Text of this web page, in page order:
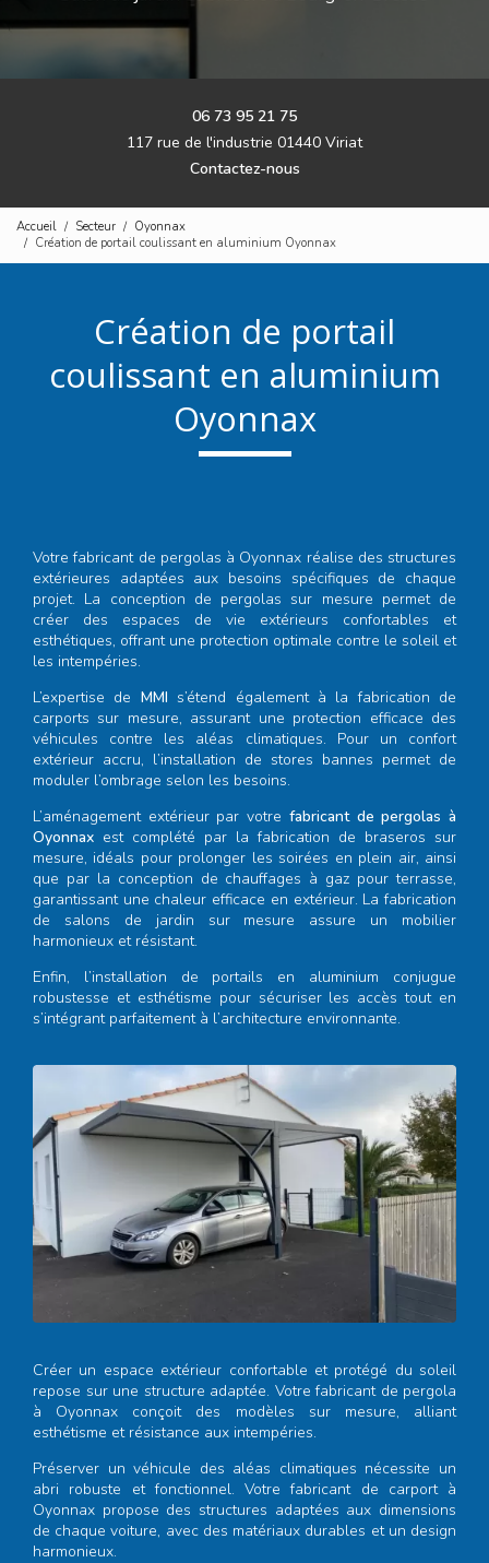
06 73 95 21 75
117 rue de l'industrie 01440 Viriat
Contactez-nous
Accueil Secteur
Oyonnax
Création de portail coulissant en aluminium Oyonnax
Création de portail
coulissant en aluminium
Oyonnax
Votre fabricant de pergolas à Oyonnax réalise des structures
extérieures adaptées aux besoins spécifiques de chaque
projet. La conception de pergolas sur mesure permet de
créer des espaces de vie extérieurs confortables et
esthétiques, offrant une protection optimale contre le soleil et
les intempéries.
L’expertise de MMIs’étend également à la fabrication de
carports sur mesure, assurant une protection efficace des
véhicules contre les aléas climatiques. Pour un confort
extérieur accru, l’installation de stores bannes permet de
moduler l’ombrage selon les besoins.
L’aménagement extérieur par votre fabricant de pergolas à
Oyonnax est complété par la fabrication de braseros sur
mesure, idéals pour prolonger les soirées en plein air, ainsi
que par la conception de chauffages à gaz pour terrasse,
garantissant une chaleur efficace en extérieur. La fabrication
de salons de jardin sur mesure assure un mobilier
harmonieux et résistant.
Enfin, l’installation de portails en aluminium conjugue
robustesse et esthétisme pour sécuriser les accès tout en
s’intégrant parfaitement à l’architecture environnante.
Créer un espace extérieur confortable et protégé du soleil
repose sur une structure adaptée. Votrefabricant de pergola
à Oyonnax conçoit des modèles sur mesure, alliant
esthétisme et résistance aux intempéries.
Préserver un véhicule des aléas climatiques nécessite un
abri robuste et fonctionnel. Votrefabricant de carport à
Oyonnax propose des structures adaptées aux dimensions
de chaque voiture, avec des matériaux durables et un design
harmonieux.